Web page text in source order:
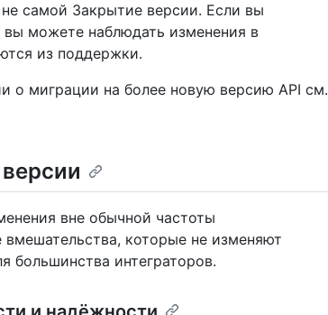
самой Закрытие версии. Если вы
вы можете наблюдать изменения в
из поддержки.
о миграции на более новую версию API см.
вне обычной частоты
которые не изменяют
большинства интеграторов.